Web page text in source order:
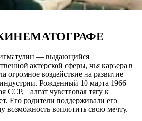
— выдающийся
актерской сферы, чья карьера в
огромное воздействие на развитие
Рожденный 10 марта 1966
ССР, Талгат чувствовал тягу к
Его родители поддерживали его
возможность воплотить свою мечту.